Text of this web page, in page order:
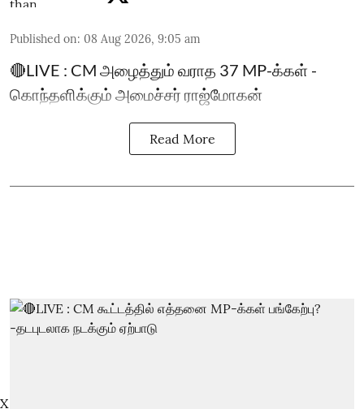
Published on: 08 Aug 2026, 9:05 am
🔴LIVE : CM அழைத்தும் வராத 37 MP-க்கள் -
கொந்தளிக்கும் அமைச்சர் ராஜ்மோகன்
Read More
X